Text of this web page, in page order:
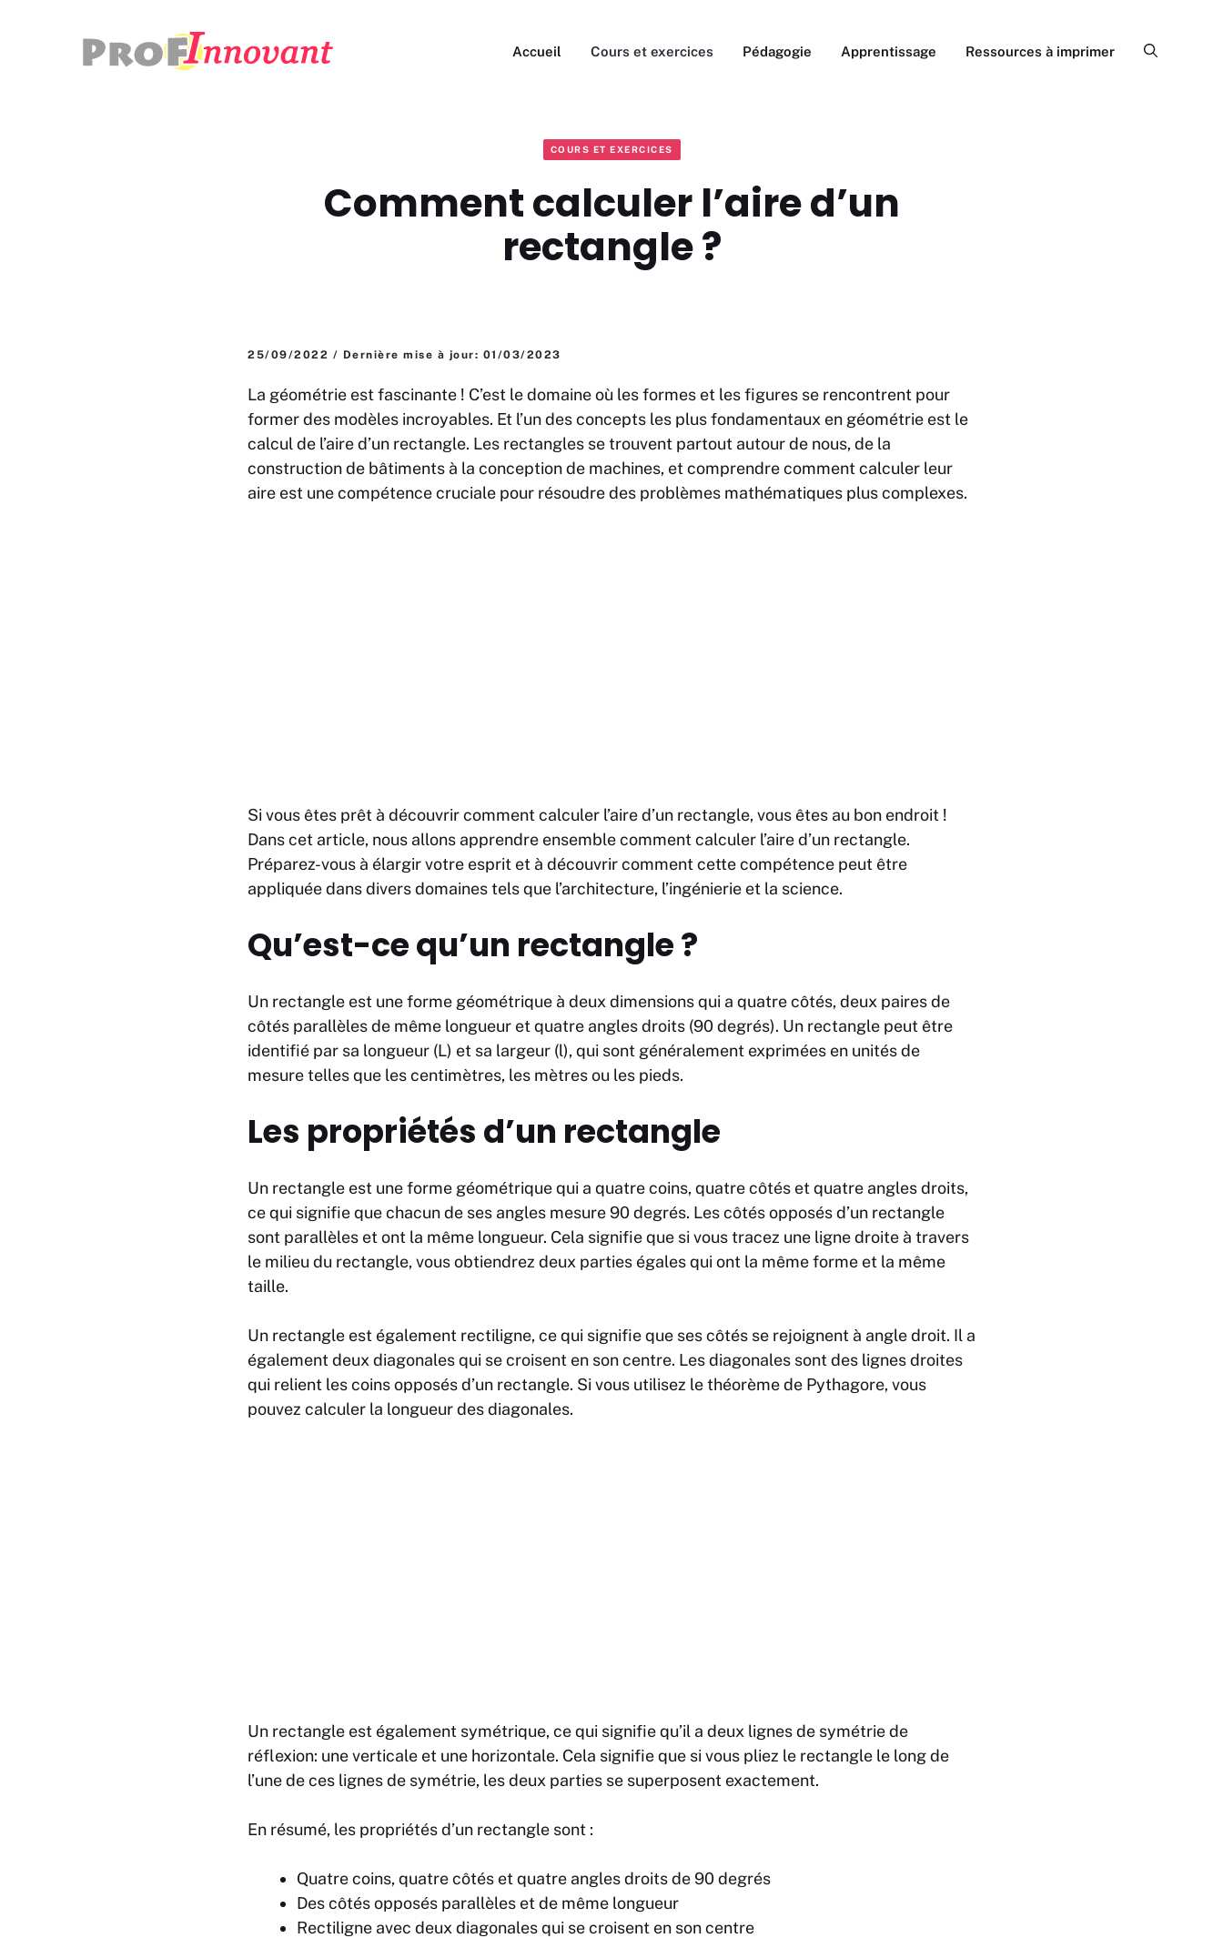
Accueil Cours et exercices Pédagogie Apprentissage Ressources à imprimer
COURS ET EXERCICES
Comment calculer l’aire d’un
rectangle ?
25/09/2022 / Dernière mise à jour: 01/03/2023
La géométrie est fascinante ! C’est le domaine où les formes et les figures se rencontrent pour
former des modèles incroyables. Et l’un des concepts les plus fondamentaux en géométrie est le
calcul de l’aire d’un rectangle. Les rectangles se trouvent partout autour de nous, de la
construction de bâtiments à la conception de machines, et comprendre comment calculer leur
aire est une compétence cruciale pour résoudre des problèmes mathématiques plus complexes.
Si vous êtes prêt à découvrir comment calculer l’aire d’un rectangle, vous êtes au bon endroit !
Dans cet article, nous allons apprendre ensemble comment calculer l’aire d’un rectangle.
Préparez-vous à élargir votre esprit et à découvrir comment cette compétence peut être
appliquée dans divers domaines tels que l’architecture, l’ingénierie et la science.
Qu’est-ce qu’un rectangle ?
Un rectangle est une forme géométrique à deux dimensions qui a quatre côtés, deux paires de
côtés parallèles de même longueur et quatre angles droits (90 degrés). Un rectangle peut être
identifié par sa longueur (L) et sa largeur (l), qui sont généralement exprimées en unités de
mesure telles que les centimètres, les mètres ou les pieds.
Les propriétés d’un rectangle
Un rectangle est une forme géométrique qui a quatre coins, quatre côtés et quatre angles droits,
ce qui signifie que chacun de ses angles mesure 90 degrés. Les côtés opposés d’un rectangle
sont parallèles et ont la même longueur. Cela signifie que si vous tracez une ligne droite à travers
le milieu du rectangle, vous obtiendrez deux parties égales qui ont la même forme et la même
taille.
Un rectangle est également rectiligne, ce qui signifie que ses côtés se rejoignent à angle droit. Il a
également deux diagonales qui se croisent en son centre. Les diagonales sont des lignes droites
qui relient les coins opposés d’un rectangle. Si vous utilisez le théorème de Pythagore, vous
pouvez calculer la longueur des diagonales.
Un rectangle est également symétrique, ce qui signifie qu’il a deux lignes de symétrie de
réflexion: une verticale et une horizontale. Cela signifie que si vous pliez le rectangle le long de
l’une de ces lignes de symétrie, les deux parties se superposent exactement.
En résumé, les propriétés d’un rectangle sont :
Quatre coins, quatre côtés et quatre angles droits de 90 degrés
Des côtés opposés parallèles et de même longueur
Rectiligne avec deux diagonales qui se croisent en son centre